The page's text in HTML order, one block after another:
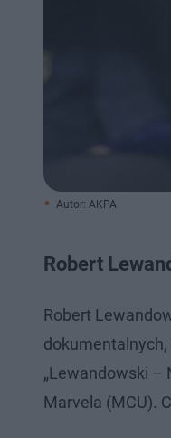
Autor: AKPA
Robert
Robert
„Lewandowski –
Marvela (MCU).